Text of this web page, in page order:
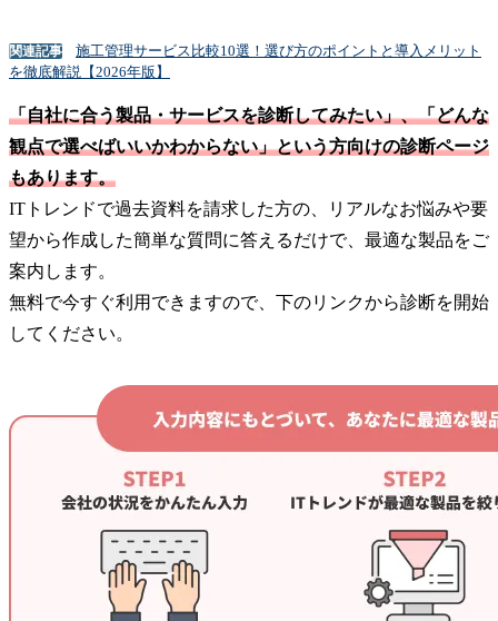
関連記事
施工管理サービス比較10選！選び方のポイントと導入メリット
を徹底解説【2026年版】
「自社に合う製品・サービスを診断してみたい」、「どんな
観点で選べばいいかわからない」という方向けの診断ページ
もあります。
ITトレンドで過去資料を請求した方の、リアルなお悩みや要
望から作成した簡単な質問に答えるだけで、最適な製品をご
案内します。
無料で今すぐ利用できますので、下のリンクから診断を開始
してください。